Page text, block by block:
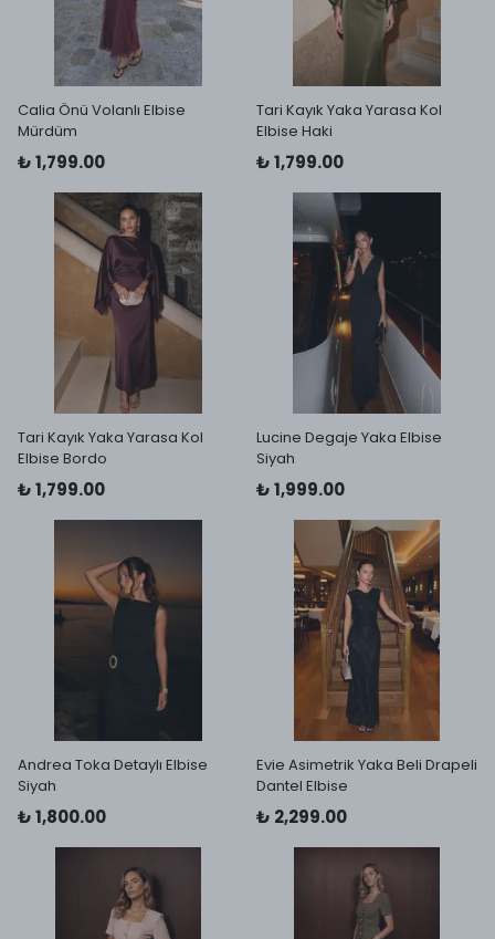
Calia Önü Volanlı Elbise
Mürdüm
₺ 1,799.00
Tari Kayık Yaka Yarasa Kol
Elbise Haki
₺ 1,799.00
Tari Kayık Yaka Yarasa Kol
Elbise Bordo
₺ 1,799.00
Lucine Degaje Yaka Elbise
Siyah
₺ 1,999.00
Andrea Toka Detaylı Elbise
Siyah
₺ 1,800.00
Evie Asimetrik Yaka Beli Drapeli
Dantel Elbise
₺ 2,299.00